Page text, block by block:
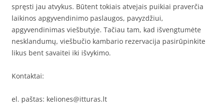
spręsti jau atvykus. Būtent tokiais atvejais puikiai praverčia
laikinos apgyvendinimo paslaugos, pavyzdžiui,
apgyvendinimas viešbutyje. Tačiau tam, kad išvengtumėte
nesklandumų, viešbučio kambario rezervacija pasirūpinkite
likus bent savaitei iki išvykimo.
Kontaktai:
el. paštas: keliones@itturas.lt